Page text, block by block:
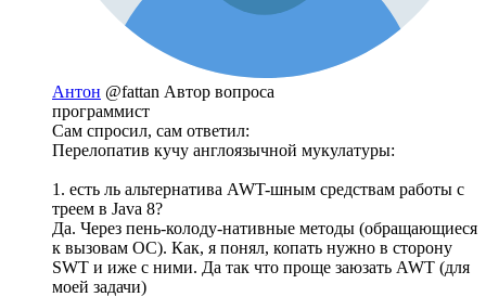
Антон @fattan Автор вопроса
программист
Сам спросил, сам ответил:
Перелопатив кучу англоязычной мукулатуры:
1. есть ль альтернатива AWT-шным средствам работы с
треем в Java 8?
Да. Через пень-колоду-нативные методы (обращающиеся
к вызовам ОС). Как, я понял, копать нужно в сторону
SWT и иже с ними. Да так что проще заюзать AWT (для
моей задачи)